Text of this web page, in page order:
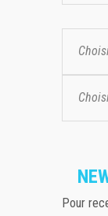
Pour